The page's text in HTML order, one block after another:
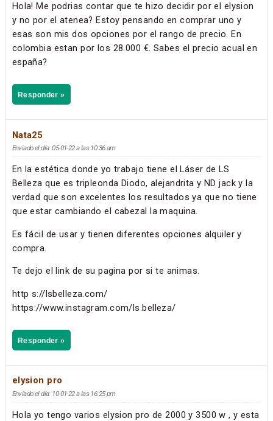
Hola! Me podrias contar que te hizo decidir por el elysion
y no por el atenea? Estoy pensando en comprar uno y
esas son mis dos opciones por el rango de precio. En
colombia estan por los 28.000 €. Sabes el precio acual en
españa?
Responder »
Nata25
Enviado el día: 05-01-22 a las 10:36 am
En la estética donde yo trabajo tiene el Láser de LS
Belleza que es tripleonda Diodo, alejandrita y ND jack y la
verdad que son excelentes los resultados ya que no tiene
que estar cambiando el cabezal la maquina.
Es fácil de usar y tienen diferentes opciones alquiler y
compra.
Te dejo el link de su pagina por si te animas.
http s://lsbelleza.com/
https://www.instagram.com/ls.belleza/
Responder »
elysion pro
Enviado el día: 10-01-22 a las 16:25 pm
Hola yo tengo varios elysion pro de 2000 y 3500 w , y esta